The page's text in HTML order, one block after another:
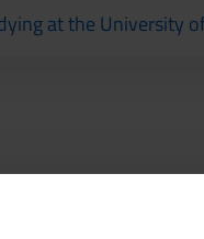
at the University